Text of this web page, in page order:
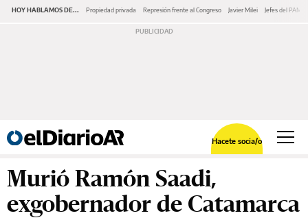
HOY HABLAMOS DE... Propiedad privada Represión frente al Congreso Javier Milei Jefes del PAMI
Hacete socia/o
Murió Ramón Saadi,
exgobernador de Catamarca